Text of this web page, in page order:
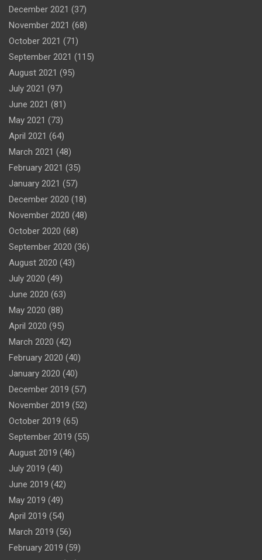
December 2021 (37)
November 2021 (68)
October 2021 (71)
September 2021 (115)
August 2021 (95)
July 2021 (97)
June 2021 (81)
May 2021 (73)
April 2021 (64)
March 2021 (48)
February 2021 (35)
January 2021 (57)
December 2020 (18)
November 2020 (48)
October 2020 (68)
September 2020 (36)
August 2020 (43)
July 2020 (49)
June 2020 (63)
May 2020 (88)
April 2020 (95)
March 2020 (42)
February 2020 (40)
January 2020 (40)
December 2019 (57)
November 2019 (52)
October 2019 (65)
September 2019 (55)
August 2019 (46)
July 2019 (40)
June 2019 (42)
May 2019 (49)
April 2019 (54)
March 2019 (56)
February 2019 (59)